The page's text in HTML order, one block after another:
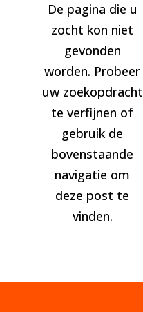
De pagina die u
zocht kon niet
gevonden
worden. Probeer
uw zoekopdracht
te verfijnen of
gebruik de
bovenstaande
navigatie om
deze post te
vinden.